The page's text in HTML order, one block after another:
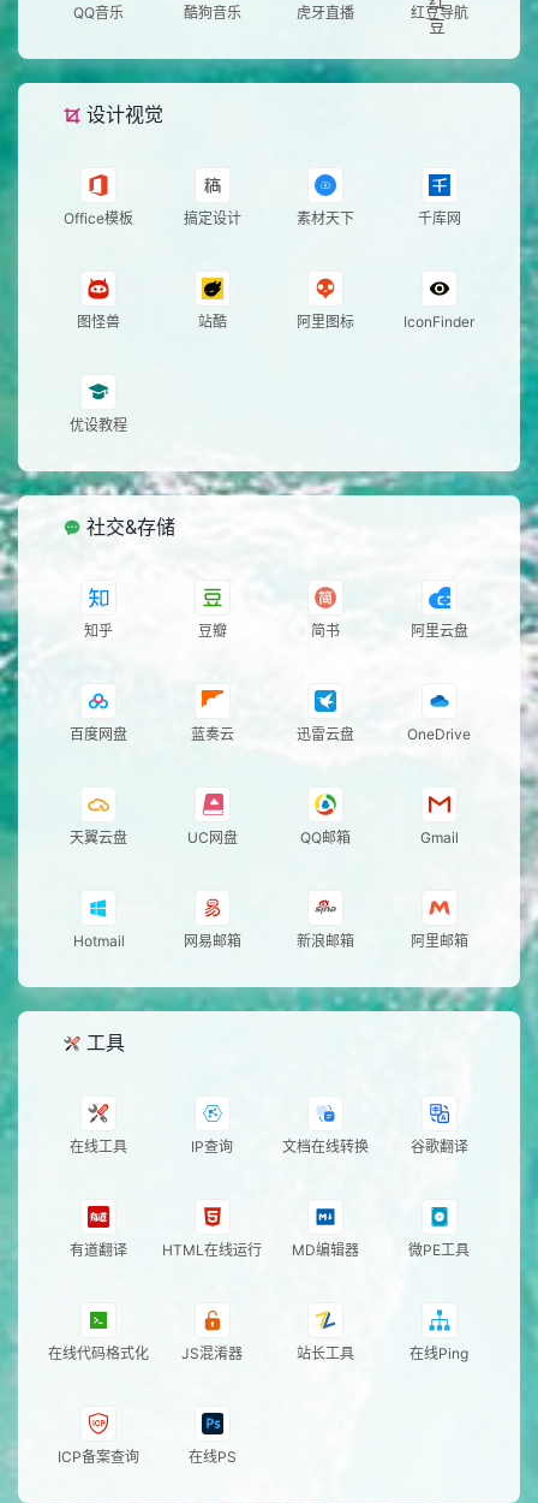
QQ音乐 酷狗音乐 虎牙直播 红豆导航
设计视觉
Office模板 搞定设计 素材天下 千库网
图怪兽 站酷 阿里图标 IconFinder
优设教程
社交&存储
知乎 豆瓣 简书 阿里云盘
百度网盘 蓝奏云 迅雷云盘 OneDrive
天翼云盘 UC网盘 QQ邮箱 Gmail
Hotmail 网易邮箱 新浪邮箱 阿里邮箱
工具
在线工具 IP查询 文档在线转换 谷歌翻译
有道翻译 HTML在线运行 MD编辑器 微PE工具
在线代码格式化 JS混淆器 站长工具 在线Ping
ICP备案查询 在线PS